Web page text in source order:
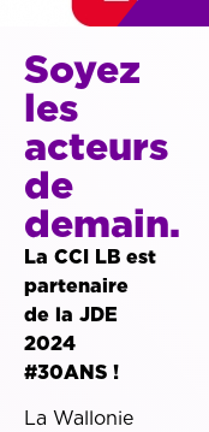
Soyez
les
acteurs
de
demain.
La CCI LB est
partenaire
de la JDE
2024
#30ANS !
La Wallonie